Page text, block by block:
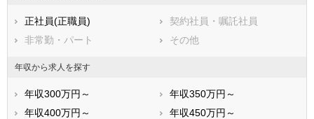
正社員(正職員)
契約社員・嘱託社員
非常勤・パート
その他
年収から求人を探す
年収300万円～
年収350万円～
年収400万円～
年収450万円～